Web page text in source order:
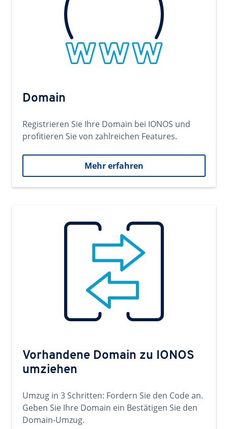
Domain
Registrieren Sie Ihre Domain bei IONOS und
profitieren Sie von zahlreichen Features.
Mehr erfahren
Vorhandene Domain zu IONOS
umziehen
Umzug in 3 Schritten: Fordern Sie den Code an.
Geben Sie Ihre Domain ein Bestätigen Sie den
Domain-Umzug.